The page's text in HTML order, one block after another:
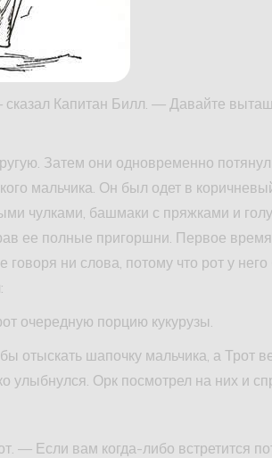
Капитан Билл. — Давайте
Затем они одновременно
мальчика. Он был одет в
чулками, башмаки с пряжками и
ее полные пригоршни. Первое время
говоря ни слова, потому что рот у
очередную порцию кукурузы.
отыскать шапочку мальчика, а Трот
улыбнулся. Орк посмотрел на них и
— Если вам когда-либо встретится